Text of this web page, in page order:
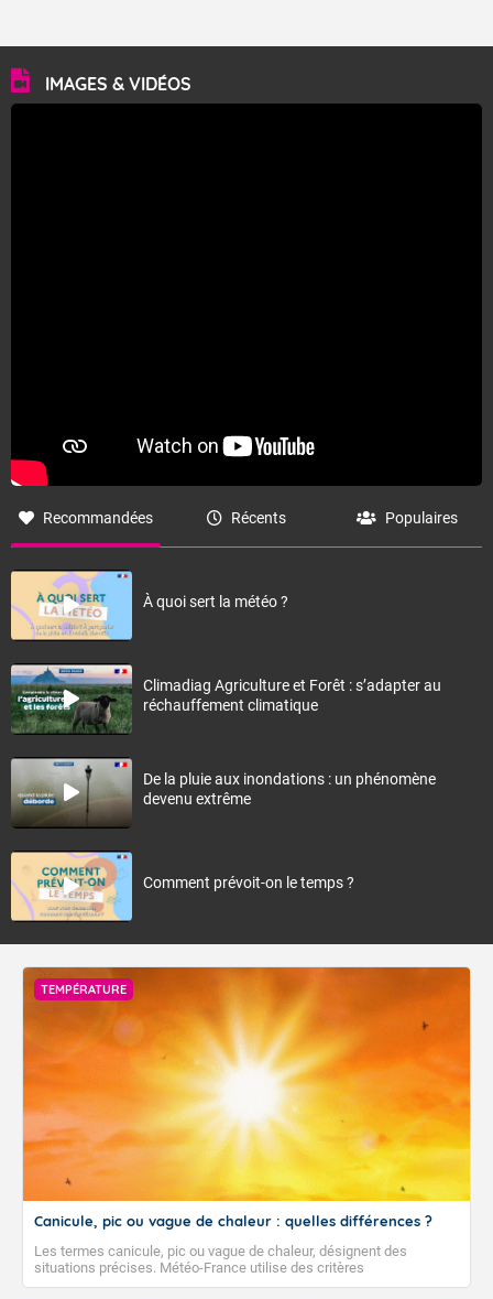
IMAGES & VIDÉOS
Recommandées Récents Populaires
À quoi sert la météo ?
Climadiag Agriculture et Forêt : s’adapter au
réchauffement climatique
De la pluie aux inondations : un phénomène
devenu extrême
Comment prévoit-on le temps ?
TEMPÉRATURE
Canicule, pic ou vague de chaleur : quelles différences ?
Les termes canicule, pic ou vague de chaleur, désignent des
situations précises. Météo-France utilise des critères
climatologiques pour évaluer et qualifier les épisodes de chaleur qui